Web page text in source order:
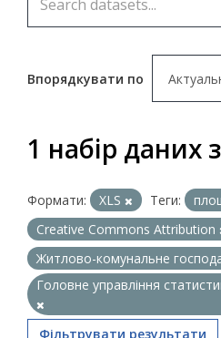
Впорядкувати по
1 набір даних
Формати: XLS Теги:
Creative Commons Attribution
Житлово-комунальне
Головне управління
Фільтрувати результати